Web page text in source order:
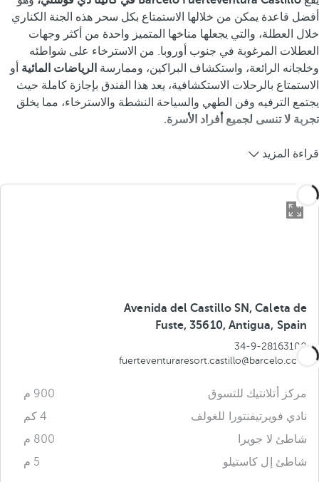
أفضل قاعدة يمكن من خلالها الاستمتاع بكل سحر هذه الجنة الكناري
خلال العطلة، والتي يجعلها مناخها المتميز واحدة من أكثر وجهات
العطلات المرغوبة في جنوب أوروبا. من الاسترخاء على شواطئه
وخلجانه الرائعة، واستكشاف البراكين، وممارسة الرياضات المائية أو
الاستمتاع بالرحلات الاستكشافية، يعد هذا الفندق بإجازة كاملة حيث
يجتمع الترفيه وفن الطهي والسياحة النشطة والاسترخاء، مما يخلق
تجربة لا تنسى لجميع أفراد الأسرة.
قراءة المزيد
Avenida del Castillo SN, Caleta de
Fuste, 35610, Antigua, Spain
34-9-28163100
fuerteventuraresort.castillo@barcelo.com
مركز أتلانتيك للتسوق
900 م
نادي فويرتيفنتورا للغولف
4 كم
شاطئ لا جويرا
800 م
شاطئ إل كاستيلو
5 م